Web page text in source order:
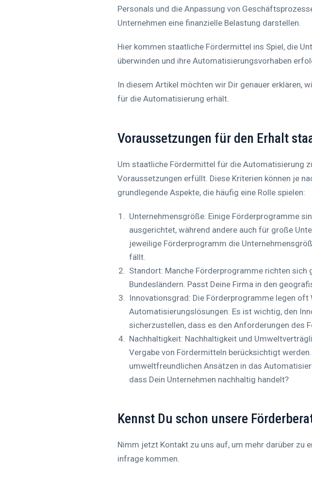
Personals und die Anpassung von
Unternehmen eine finanzielle Belastung darstellen.
Hier kommen staatliche Fördermittel ins Spiel, die
überwinden und ihre Automatisierungsvorhaben
In diesem Artikel möchten wir Dir genauer erklären,
für die Automatisierung erhält.
Voraussetzungen für den Erhalt
Um staatliche Fördermittel für die Automatisierung
Voraussetzungen erfüllt. Diese Kriterien können je
grundlegende Aspekte, die häufig eine Rolle spielen:
Unternehmensgröße: Einige Förderprogramme
ausgerichtet, während andere auch für große
jeweilige Förderprogramm die
fällt.
Standort: Manche Förderprogramme richten
Bundesländern. Passt Deine Firma in den
Innovationsgrad: Die Förderprogramme legen
Automatisierungslösungen. Es ist wichtig, den
sicherzustellen, dass es den Anforderungen des
Nachhaltigkeit: Nachhaltigkeit und
Vergabe von Fördermitteln berücksichtigt
umweltfreundlichen Ansätzen in das
dass Dein Unternehmen nachhaltig handelt?
Kennst Du schon unsere
Nimm jetzt Kontakt zu uns auf, um mehr darüber zu
infrage kommen.